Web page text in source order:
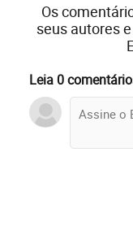
Os
seus autores
Leia 0